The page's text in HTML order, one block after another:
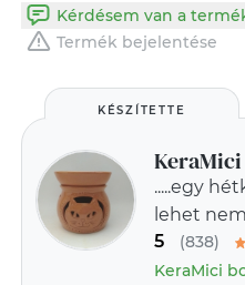
Kérdésem van a
Termék bejelentése
KÉSZÍTETTE
KeraMici
.....egy
lehet
5
(838)
KeraMici